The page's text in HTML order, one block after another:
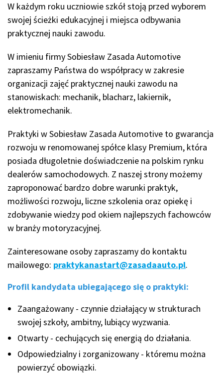
W każdym roku uczniowie szkół stoją przed wyborem
swojej ścieżki edukacyjnej i miejsca odbywania
praktycznej nauki zawodu.
W imieniu firmy Sobiesław Zasada Automotive
zapraszamy Państwa do współpracy w zakresie
organizacji zajęć praktycznej nauki zawodu na
stanowiskach: mechanik, blacharz, lakiernik,
elektromechanik.
Praktyki w Sobiesław Zasada Automotive to gwarancja
rozwoju w renomowanej spółce klasy Premium, która
posiada długoletnie doświadczenie na polskim rynku
dealerów samochodowych. Z naszej strony możemy
zaproponować bardzo dobre warunki praktyk,
możliwości rozwoju, liczne szkolenia oraz opiekę i
zdobywanie wiedzy pod okiem najlepszych fachowców
w branży motoryzacyjnej.
Zainteresowane osoby zapraszamy do kontaktu
mailowego: praktykanastart@zasadaauto.pl.
Profil kandydata ubiegającego się o praktyki:
Zaangażowany - czynnie działający w strukturach
swojej szkoły, ambitny, lubiący wyzwania.
Otwarty - cechujących się energią do działania.
Odpowiedzialny i zorganizowany - któremu można
powierzyć obowiązki.